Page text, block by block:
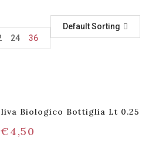
Default Sorting
24 36
Biologico Bottiglia Lt 0.25
€4,50